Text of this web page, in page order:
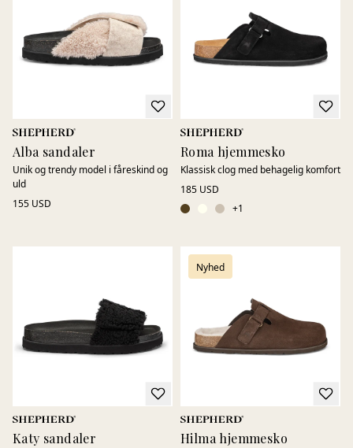
Alba sandaler
Unik og trendy model i fåreskind og
uld
155 USD
Roma hjemmesko
Klassisk clog med behagelig komfort
185 USD
+1
Katy sandaler
Nyhed
Hilma hjemmesko